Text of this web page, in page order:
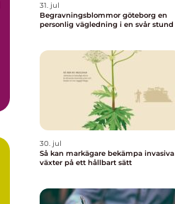
31. jul
Begravningsblommor göteborg en
personlig vägledning i en svår stund
30. jul
Så kan markägare bekämpa invasiva
växter på ett hållbart sätt